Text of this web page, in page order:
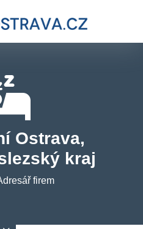
Ostrava,
kraj
firem